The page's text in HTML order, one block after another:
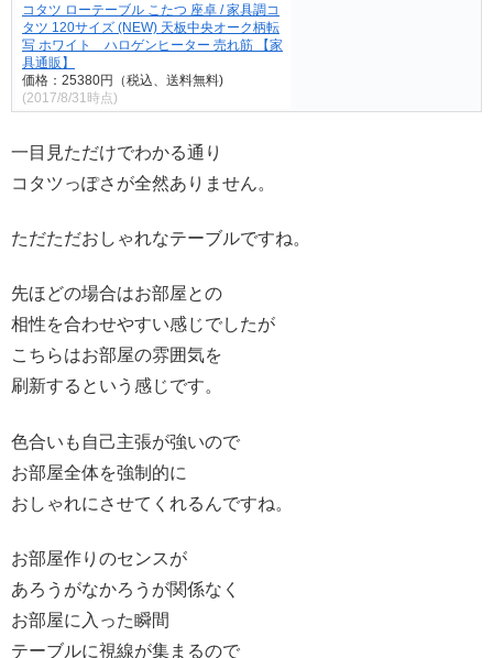
コタツ ローテーブル こたつ 座卓 / 家具調コ
タツ 120サイズ (NEW) 天板中央オーク柄転
写 ホワイト ハロゲンヒーター 売れ筋 【家
具通販】
価格：25380円（税込、送料無料)
(2017/8/31時点)
一目見ただけでわかる通り
コタツっぽさが全然ありません。
ただただおしゃれなテーブルですね。
先ほどの場合はお部屋との
相性を合わせやすい感じでしたが
こちらはお部屋の雰囲気を
刷新するという感じです。
色合いも自己主張が強いので
お部屋全体を強制的に
おしゃれにさせてくれるんですね。
お部屋作りのセンスが
あろうがなかろうが関係なく
お部屋に入った瞬間
テーブルに視線が集まるので